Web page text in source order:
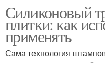
Силиконовый
плитки: как
применять
Сама технология